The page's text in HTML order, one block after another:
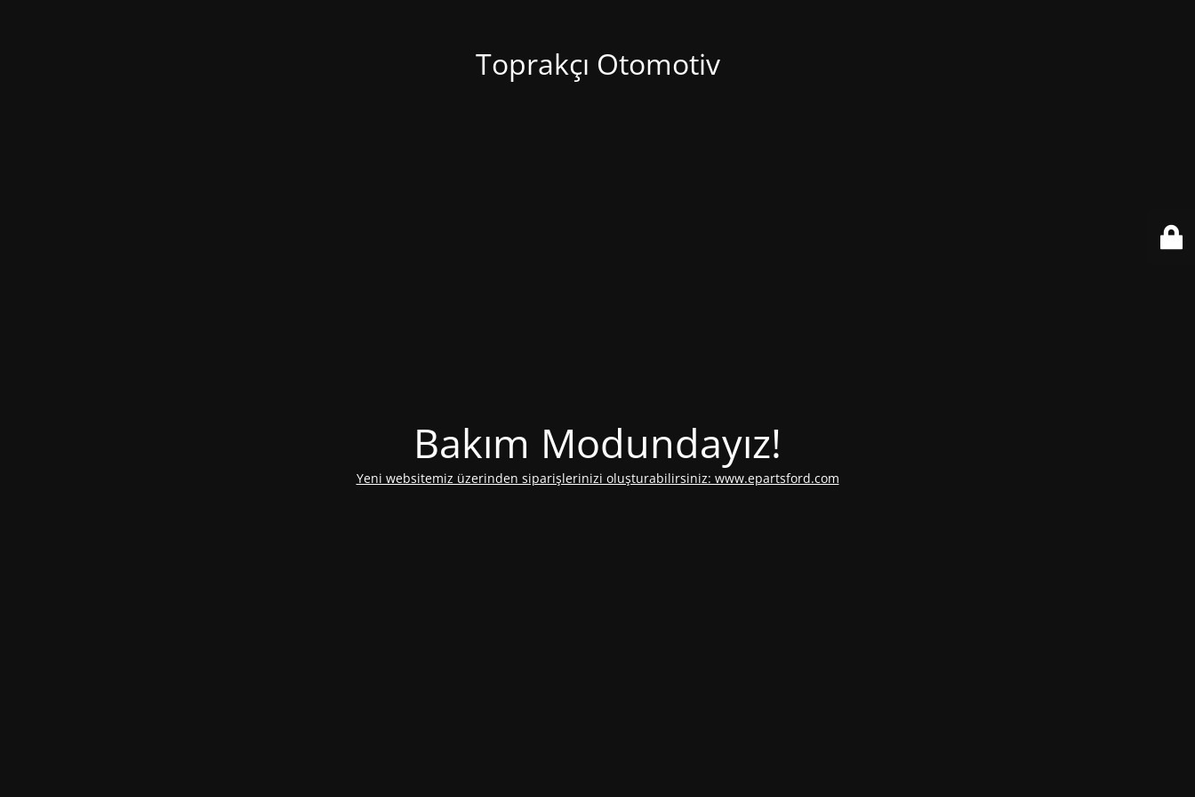
Toprakçı Otomotiv
Bakım Modundayız!
Yeni websitemiz üzerinden siparişlerinizi oluşturabilirsiniz: www.epartsford.com